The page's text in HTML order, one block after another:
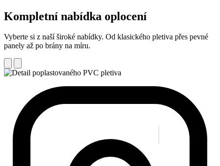
Kompletní nabídka oplocení
Vyberte si z naší široké nabídky. Od klasického pletiva přes pevné
panely až po brány na míru.